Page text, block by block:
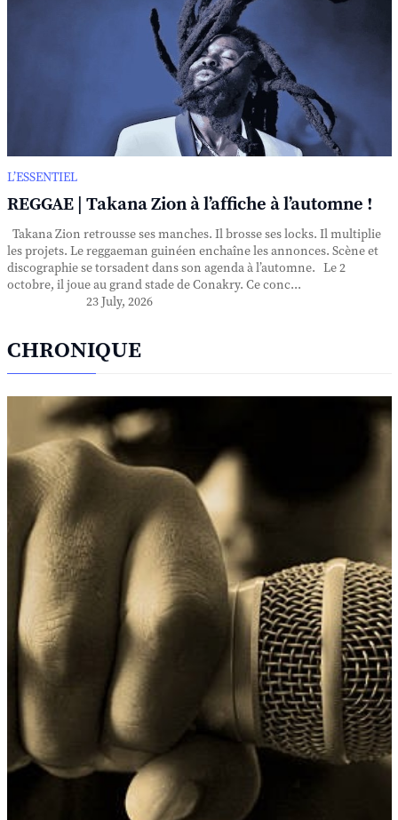
L’ESSENTIEL
REGGAE | Takana Zion à l’affiche à l’automne !
Takana Zion retrousse ses manches. Il brosse ses locks. Il multiplie
les projets. Le reggaeman guinéen enchaîne les annonces. Scène et
discographie se torsadent dans son agenda à l’automne. Le 2
octobre, il joue au grand stade de Conakry. Ce conc...
23 July, 2026
CHRONIQUE